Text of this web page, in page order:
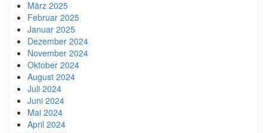
März 2025
Februar 2025
Januar 2025
Dezember 2024
November 2024
Oktober 2024
August 2024
Juli 2024
Juni 2024
Mai 2024
April 2024